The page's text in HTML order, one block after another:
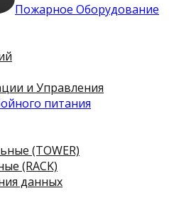
Пожарное Оборудование
и Управления
питания
(TOWER)
(RACK)
данных